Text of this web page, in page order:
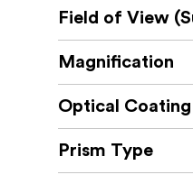
Field of View
Magnification
Optical Coating
Prism Type